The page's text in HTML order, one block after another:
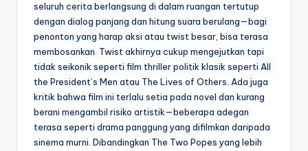
seluruh cerita berlangsung di dalam ruangan tertutup
dengan dialog panjang dan hitung suara berulang—bagi
penonton yang harap aksi atau twist besar, bisa terasa
membosankan. Twist akhirnya cukup mengejutkan tapi
tidak seikonik seperti film thriller politik klasik seperti All
the President’s Men atau The Lives of Others. Ada juga
kritik bahwa film ini terlalu setia pada novel dan kurang
berani mengambil risiko artistik—beberapa adegan
terasa seperti drama panggung yang difilmkan daripada
sinema murni. Dibandingkan The Two Popes yang lebih